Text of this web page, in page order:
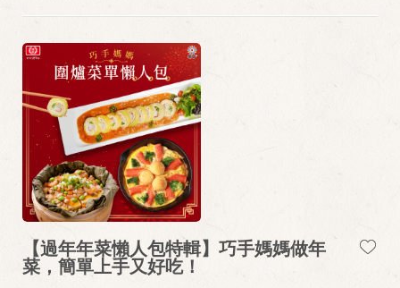
【過年年菜懶人包特輯】巧手媽媽做年
菜，簡單上手又好吃！